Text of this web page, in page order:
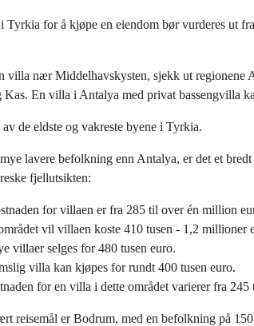
Tyrkia for å kjøpe en eiendom bør vurderes ut
villa nær Middelhavskysten, sjekk ut regionene
En villa i Antalya med privat bassengvilla
de eldste og vakreste byene i Tyrkia.
lavere befolkning enn Antalya, er det et
fjellutsikten:
for villaen er fra 285 til over én million
vil villaen koste 410 tusen - 1,2 millioner
villaer selges for 480 tusen euro.
villa kan kjøpes for rundt 400 tusen euro.
for en villa i dette området varierer fra
reisemål er Bodrum, med en befolkning på 150